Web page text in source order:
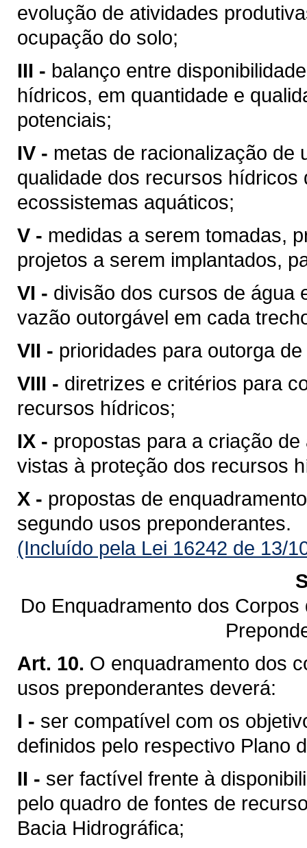
evolução de atividades
ocupação do solo;
III - balanço entre
hídricos, em quantidade e
potenciais;
IV - metas de racionalização de
qualidade dos recursos
ecossistemas aquáticos;
V - medidas a serem tomadas,
projetos a serem implantados,
VI - divisão dos cursos de água
vazão outorgável em cada
VII - prioridades para outorga
VIII - diretrizes e critérios para
recursos hídricos;
IX - propostas para a criação
vistas à proteção dos recursos
X - propostas de
segundo usos preponderantes.
(Incluído pela Lei 16242 de 13/
Do Enquadramento dos
Art. 10. O enquadramento dos
usos preponderantes deverá:
I - ser compatível com os
definidos pelo respectivo Plano
II - ser factível frente à
pelo quadro de fontes de
Bacia Hidrográfica;